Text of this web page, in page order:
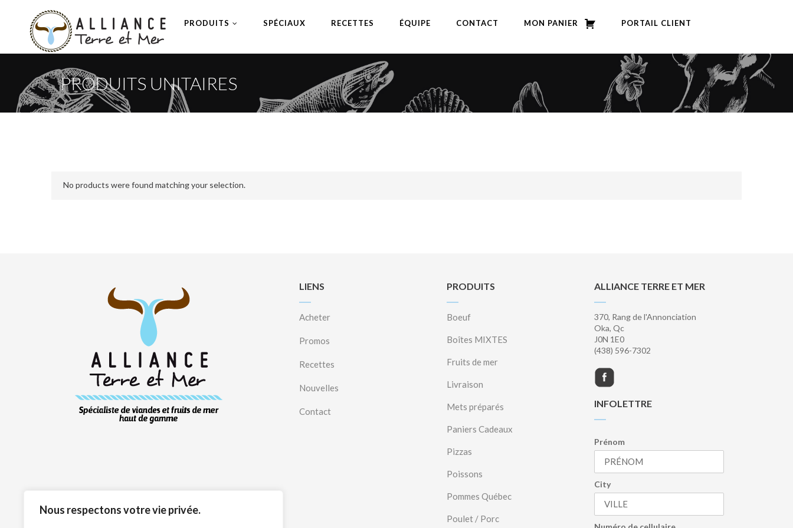
Nous respectons votre vie privée.
PRODUITS SPÉCIAUX RECETTES ÉQUIPE CONTACT MON PANIER PORTAIL CLIENT
PRODUITS UNITAIRES
No products were found matching your selection.
LIENS
Acheter
Promos
Recettes
Nouvelles
Contact
PRODUITS
Boeuf
Boîtes MIXTES
Fruits de mer
Livraison
Mets préparés
Paniers Cadeaux
Pizzas
Poissons
Pommes Québec
Poulet / Porc
ALLIANCE TERRE ET MER
370, Rang de l'Annonciation
Oka, Qc
J0N 1E0
(438) 596-7302
INFOLETTRE
Prénom
City